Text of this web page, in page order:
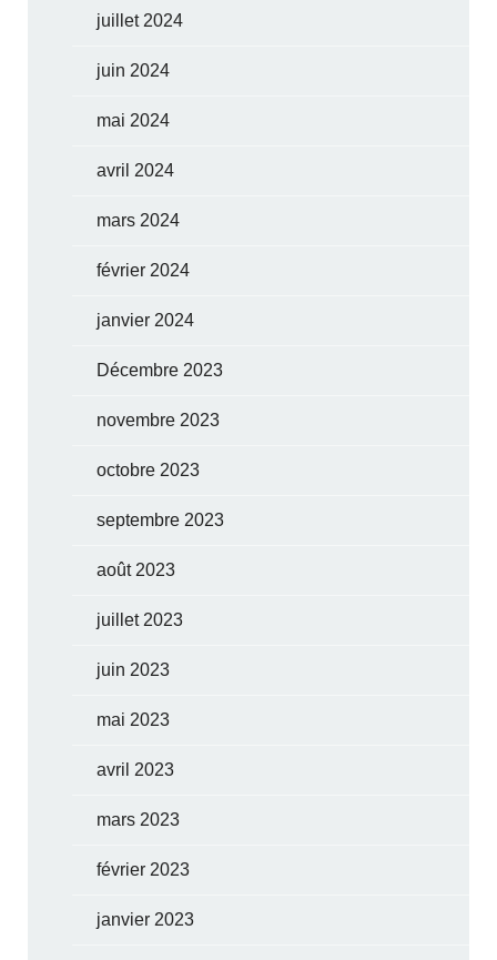
juillet 2024
juin 2024
mai 2024
avril 2024
mars 2024
février 2024
janvier 2024
Décembre 2023
novembre 2023
octobre 2023
septembre 2023
août 2023
juillet 2023
juin 2023
mai 2023
avril 2023
mars 2023
février 2023
janvier 2023